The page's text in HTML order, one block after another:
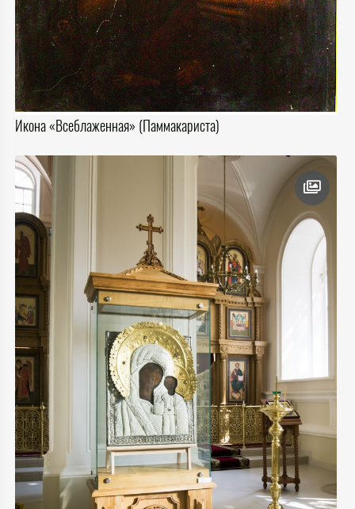
Икона «Всеблаженная» (Паммакариста)